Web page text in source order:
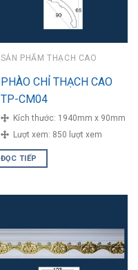
SẢN PHẨM THẠCH CAO
PHÀO CHỈ THẠCH CAO
TP-CM04
Kích thước: 1940mm x 90mm
Lượt xem: 850 lượt xem
ĐỌC TIẾP